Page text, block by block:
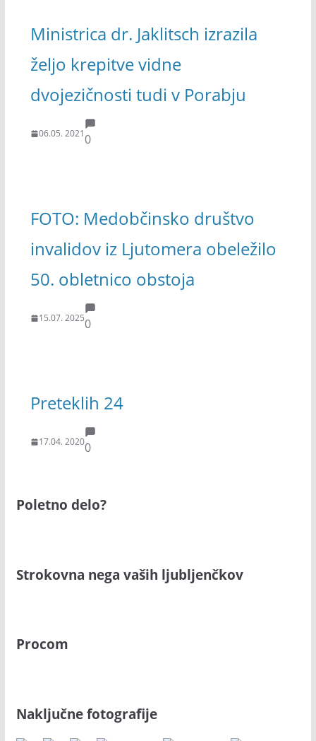
Ministrica dr. Jaklitsch izrazila
željo krepitve vidne
dvojezičnosti tudi v Porabju
06.05. 20210
FOTO: Medobčinsko društvo
invalidov iz Ljutomera obeležilo
50. obletnico obstoja
15.07. 20250
Preteklih 24
17.04. 20200
Poletno delo?
Strokovna nega vaših ljubljenčkov
Procom
Naključne fotografije